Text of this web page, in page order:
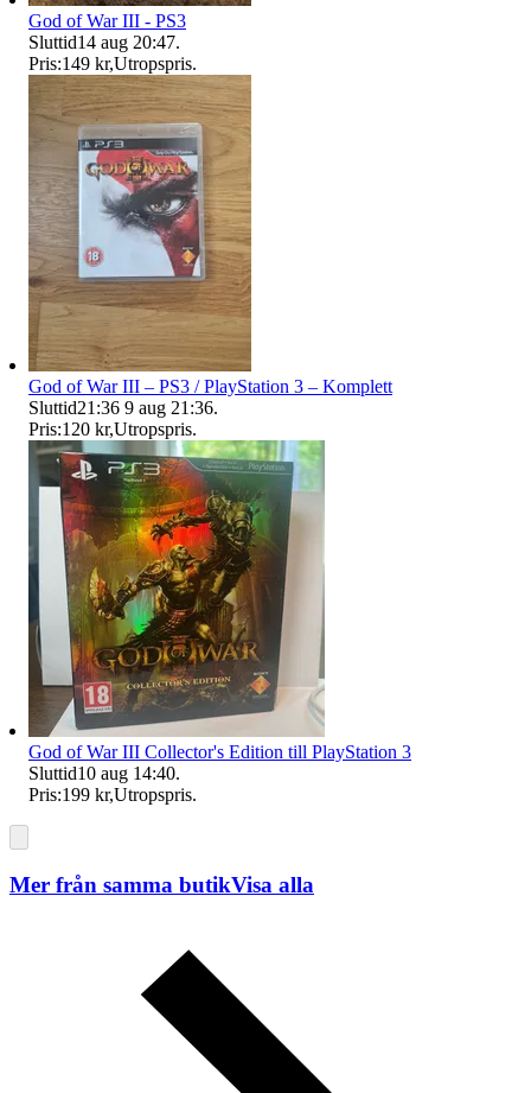
God of War III - PS3
Sluttid14 aug 20:47.
Pris:149 kr,Utropspris.
God of War III – PS3 / PlayStation 3 – Komplett
Sluttid21:36 9 aug 21:36.
Pris:120 kr,Utropspris.
God of War III Collector's Edition till PlayStation 3
Sluttid10 aug 14:40.
Pris:199 kr,Utropspris.
Mer från samma butikVisa alla